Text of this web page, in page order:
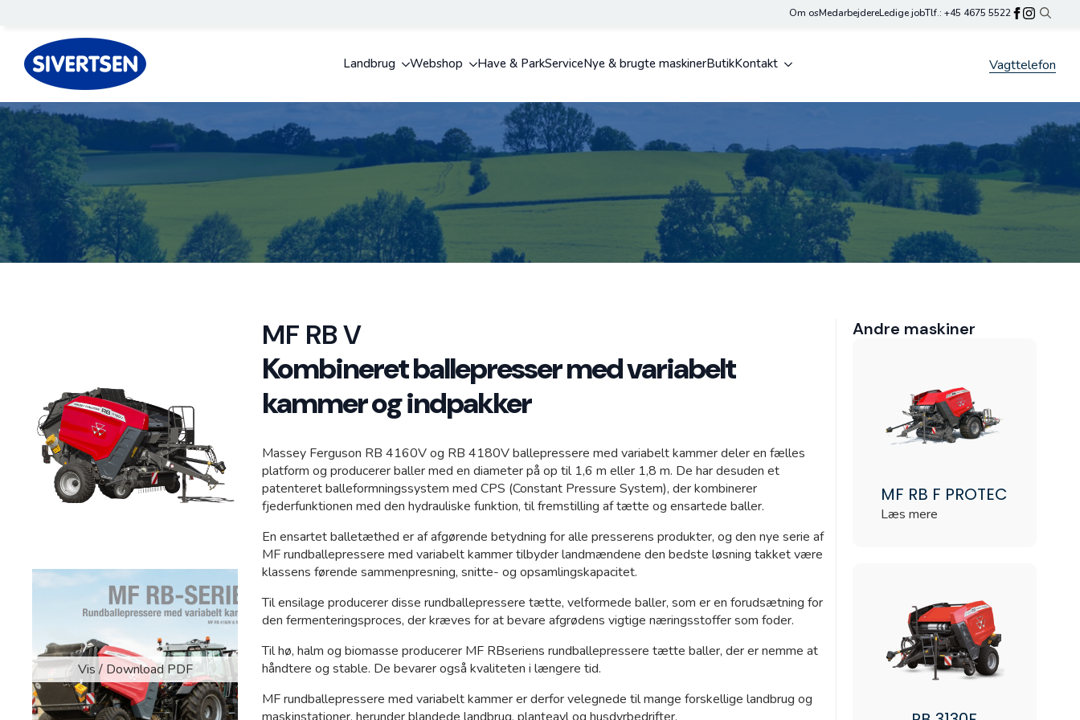
Om osMedarbejdereLedige jobTlf.: +45 4675 5522
Landbrug Webshop
Sivertsen shop Kramp
Have & ParkServiceNye & brugte maskinerButikKontakt Vagttelefon
Vis / Download PDF
MF RB V
Kombineret ballepresser med variabelt
kammer og indpakker
Massey Ferguson RB 4160V og RB 4180V ballepressere med variabelt kammer deler en fælles
platform og producerer baller med en diameter på op til 1,6 m eller 1,8 m. De har desuden et
patenteret balleformningssystem med CPS (Constant Pressure System), der kombinerer
fjederfunktionen med den hydrauliske funktion, til fremstilling af tætte og ensartede baller.
En ensartet balletæthed er af afgørende betydning for alle presserens produkter, og den nye serie af
MF rundballepressere med variabelt kammer tilbyder landmændene den bedste løsning takket være
klassens førende sammenpresning, snitte- og opsamlingskapacitet.
Til ensilage producerer disse rundballepressere tætte, velformede baller, som er en forudsætning for
den fermenteringsproces, der kræves for at bevare afgrødens vigtige næringsstoffer som foder.
Til hø, halm og biomasse producerer MF RBseriens rundballepressere tætte baller, der er nemme at
håndtere og stable. De bevarer også kvaliteten i længere tid.
MF rundballepressere med variabelt kammer er derfor velegnede til mange forskellige landbrug og
Andre maskiner
MF RB F PROTEC
Læs mere